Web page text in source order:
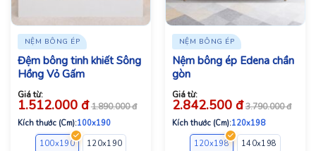
NỆM BÔNG ÉP
Đệm bông tinh khiết Sông
Hồng Vỏ Gấm
Giá từ:
1.512.000 đ 1.890.000đ
Kích thước (Cm):100x190
100x190
120x190 140x190 140x200
NỆM BÔNG ÉP
Nệm bông ép Edena chần
gòn
Giá từ:
2.842.500 đ 3.790.000đ
Kích thước (Cm):120x198
120x198
140x198